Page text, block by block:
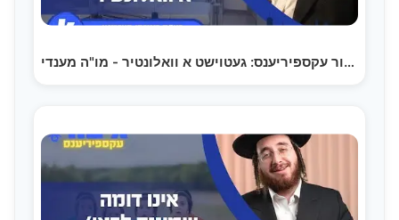
גיבור עקספיריענס: געטוישט א וואלונטיר - מו"ה מענדי…